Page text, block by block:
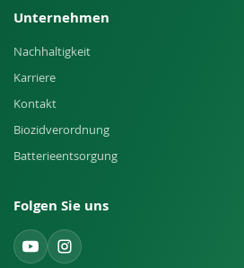
Unternehmen
Nachhaltigkeit
Karriere
Kontakt
Biozidverordnung
Batterieentsorgung
Folgen Sie uns